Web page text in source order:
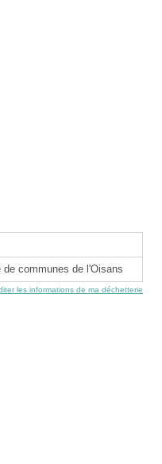
de communes de l'Oisans
les informations de ma déchetterie